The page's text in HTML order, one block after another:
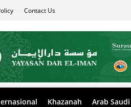
Contact Us
Khazanah Arab Saudi